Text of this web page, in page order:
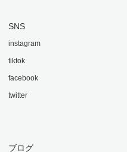
SNS
instagram
tiktok
facebook
twitter
ブログ